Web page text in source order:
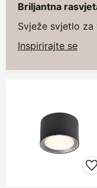
Briljantna
Svježe svjetlo
Inspirirajte se